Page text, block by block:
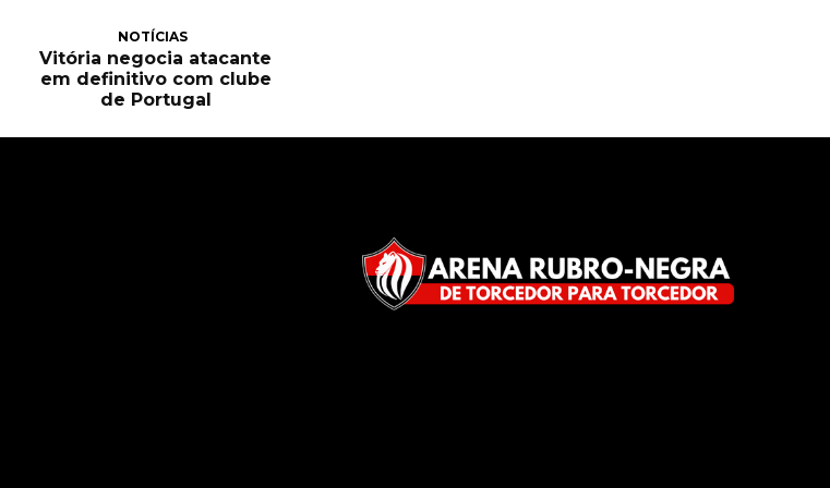
NOTÍCIAS
Vitória negocia atacante
em definitivo com clube
de Portugal